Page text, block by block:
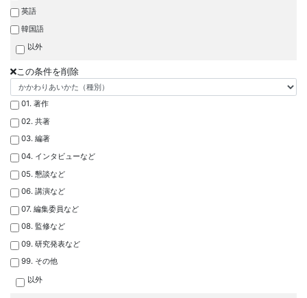
英語
韓国語
以外
この条件を削除
01. 著作
02. 共著
03. 編著
04. インタビューなど
05. 懇談など
06. 講演など
07. 編集委員など
08. 監修など
09. 研究発表など
99. その他
以外